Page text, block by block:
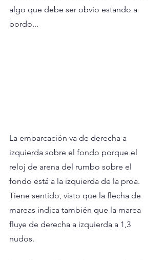
algo que debe ser obvio estando a
bordo...
La embarcación va de derecha a
izquierda sobre el fondo porque el
reloj de arena del rumbo sobre el
fondo está a la izquierda de la proa.
Tiene sentido, visto que la flecha de
mareas indica también que la marea
fluye de derecha a izquierda a 1,3
nudos.